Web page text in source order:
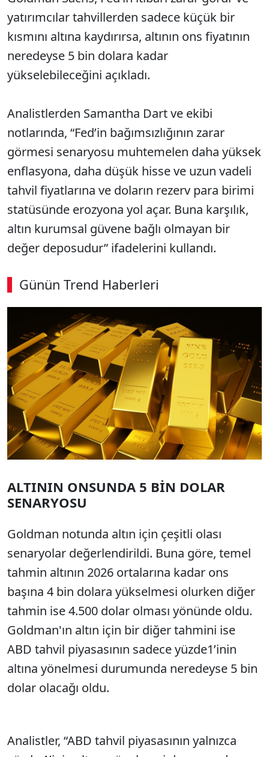
yatırımcılar tahvillerden sadece küçük bir
kısmını altına kaydırırsa, altının ons fiyatının
neredeyse 5 bin dolara kadar
yükselebileceğini açıkladı.
Analistlerden Samantha Dart ve ekibi
notlarında, “Fed’in bağımsızlığının zarar
görmesi senaryosu muhtemelen daha yüksek
enflasyona, daha düşük hisse ve uzun vadeli
tahvil fiyatlarına ve doların rezerv para birimi
statüsünde erozyona yol açar. Buna karşılık,
altın kurumsal güvene bağlı olmayan bir
değer deposudur” ifadelerini kullandı.
Günün Trend Haberleri
00:02 / 08:15
ALTININ ONSUNDA 5 BİN DOLAR
SENARYOSU
Goldman notunda altın için çeşitli olası
senaryolar değerlendirildi. Buna göre, temel
tahmin altının 2026 ortalarına kadar ons
başına 4 bin dolara yükselmesi olurken diğer
tahmin ise 4.500 dolar olması yönünde oldu.
Goldman'ın altın için bir diğer tahmini ise
ABD tahvil piyasasının sadece yüzde1’inin
altına yönelmesi durumunda neredeyse 5 bin
dolar olacağı oldu.
Analistler, “ABD tahvil piyasasının yalnızca